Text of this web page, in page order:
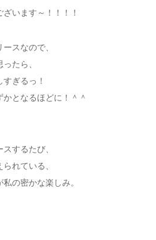
います～！！！！
スなので、
たら、
ぎるっ！
となるほどに！＾＾
するたび、
れている、
の密かな楽しみ。